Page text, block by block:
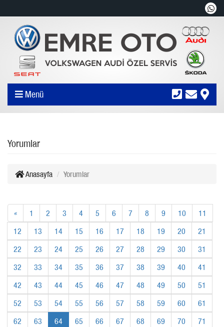
Menü
Yorumlar
Anasayfa Yorumlar
« 1 2 3 4 5 6 7 8 9 10
11
12
13 14 15 16 17 18 19 20
21
22
23 24 25 26 27 28 29 30
31
32
33 34 35 36 37 38 39 40
41
42
43 44 45 46 47 48 49 50
51
52
53 54 55 56 57 58 59 60
61
62
63 64 65 66 67 68 69 70
71